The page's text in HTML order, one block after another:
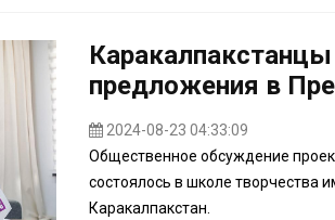
предложения в
2024-08-23 04:33:09
Общественное обсуждение
состоялось в школе творчества
Каракалпакстан.